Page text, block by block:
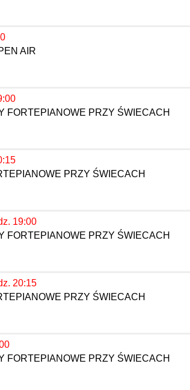
AIR
FORTEPIANOWE PRZY ŚWIECACH
PRZY ŚWIECACH
19:00
FORTEPIANOWE PRZY ŚWIECACH
20:15
PRZY ŚWIECACH
FORTEPIANOWE PRZY ŚWIECACH